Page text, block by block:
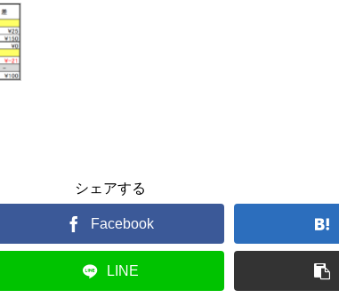
シェアする
Facebook
LINE